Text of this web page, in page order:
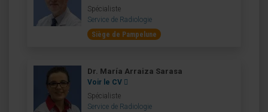
Spécialiste
Service de Radiologie
Siège de Pampelune
Dr. María Arraiza Sarasa
Voir le CV
Spécialiste
Service de Radiologie